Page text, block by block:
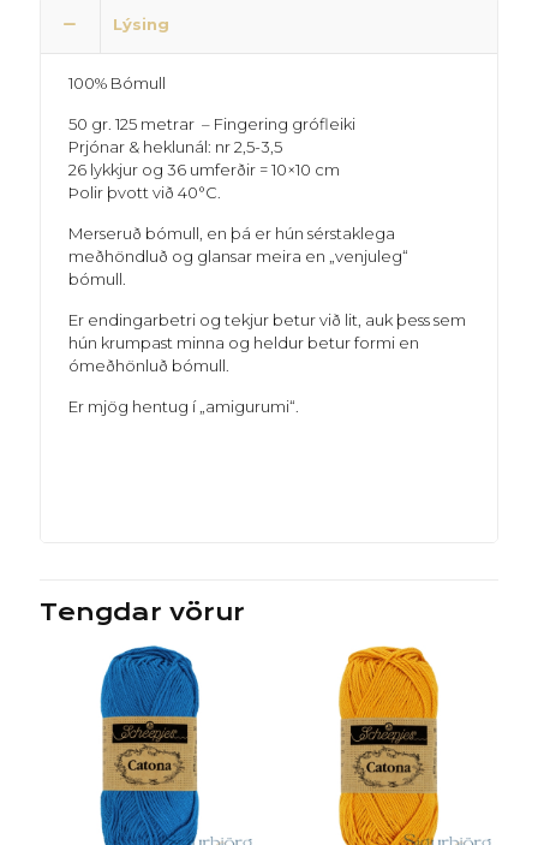
Lýsing
100% Bómull
50 gr. 125 metrar – Fingering grófleiki
Prjónar & heklunál: nr 2,5-3,5
26 lykkjur og 36 umferðir = 10×10 cm
Þolir þvott við 40°C.
Merseruð bómull, en þá er hún sérstaklega
meðhöndluð og glansar meira en „venjuleg“
bómull.
Er endingarbetri og tekjur betur við lit, auk þess sem
hún krumpast minna og heldur betur formi en
ómeðhönluð bómull.
Er mjög hentug í „amigurumi“.
Tengdar vörur